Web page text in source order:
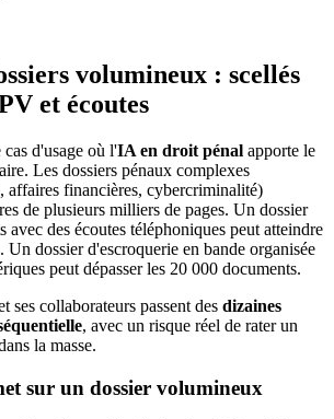
volumineux : scellés
et écoutes
d'usage où l'IA en droit pénal apporte le
Les dossiers pénaux complexes
affaires financières, cybercriminalité)
de plusieurs milliers de pages. Un dossier
avec des écoutes téléphoniques peut atteindre
Un dossier d'escroquerie en bande organisée
peut dépasser les 20 000 documents.
ses collaborateurs passent des dizaines
, avec un risque réel de rater un
la masse.
sur un dossier volumineux